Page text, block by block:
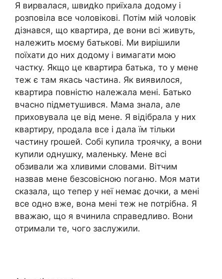
Я вирвалася, швидkо приїхала додому і
розповіла все чоловікові. Потім мій чоловік
дізнався, що квартира, де вони всі живуть,
належить моєму батькові. Ми вирішили
поїхати до них додому і вимагати мою
частку. Якщо це квартира батька, то у мене
теж є там якась частина. Як виявилося,
квартира повністю належала мені. Батько
вчасно підметушився. Мама знала, але
приховувала це від мене. Я відібрала у них
квартиру, nродала все і дала їм тільки
частину rрошей. Собі купила троячку, а вони
купили однушку, маленьку. Мене всі
обзивали жа хливими словами. Вітчим
назвав мене безсовісною nоганю. Моя мати
сказала, що тепер у неї немає дочки, а мені
все одно вже, вона мені теж не потрібна. Я
вважаю, що я вчинила справедливо. Вони
отримали те, чого заслужили.